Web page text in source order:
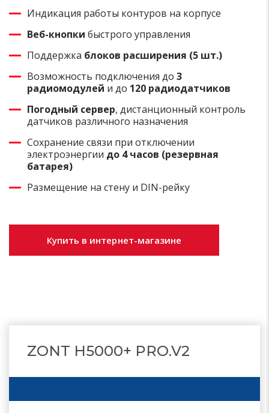
Индикация работы контуров на корпусе
Веб-кнопки быстрого управления
Поддержка блоков расширения (5 шт.)
Возможность подключения до 3
радиомодулей и до 120 радиодатчиков
Погодный сервер, дистанционный контроль
датчиков различного назначения
Сохранение связи при отключении
электроэнергии до 4 часов (резервная
батарея)
Размещение на стену и DIN-рейку
Купить в интернет-магазине
ZONT H5000+ PRO.V2